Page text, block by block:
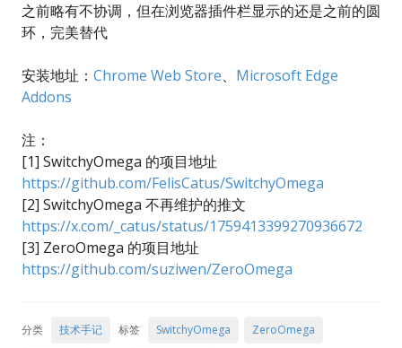
之前略有不协调，但在浏览器插件栏显示的还是之前的圆
环，完美替代
安装地址： Chrome Web Store、 Microsoft Edge
Addons
注：
[1] SwitchyOmega 的项目地址
https://github.com/FelisCatus/SwitchyOmega
[2] SwitchyOmega 不再维护的推文
https://x.com/_catus/status/1759413399270936672
[3] ZeroOmega 的项目地址
https://github.com/suziwen/ZeroOmega
分类 技术手记 标签 SwitchyOmega ZeroOmega